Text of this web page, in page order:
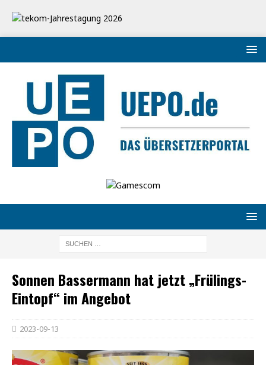
Sonnen Bassermann hat jetzt „Frülings-
Eintopf“ im Angebot
2023-09-13